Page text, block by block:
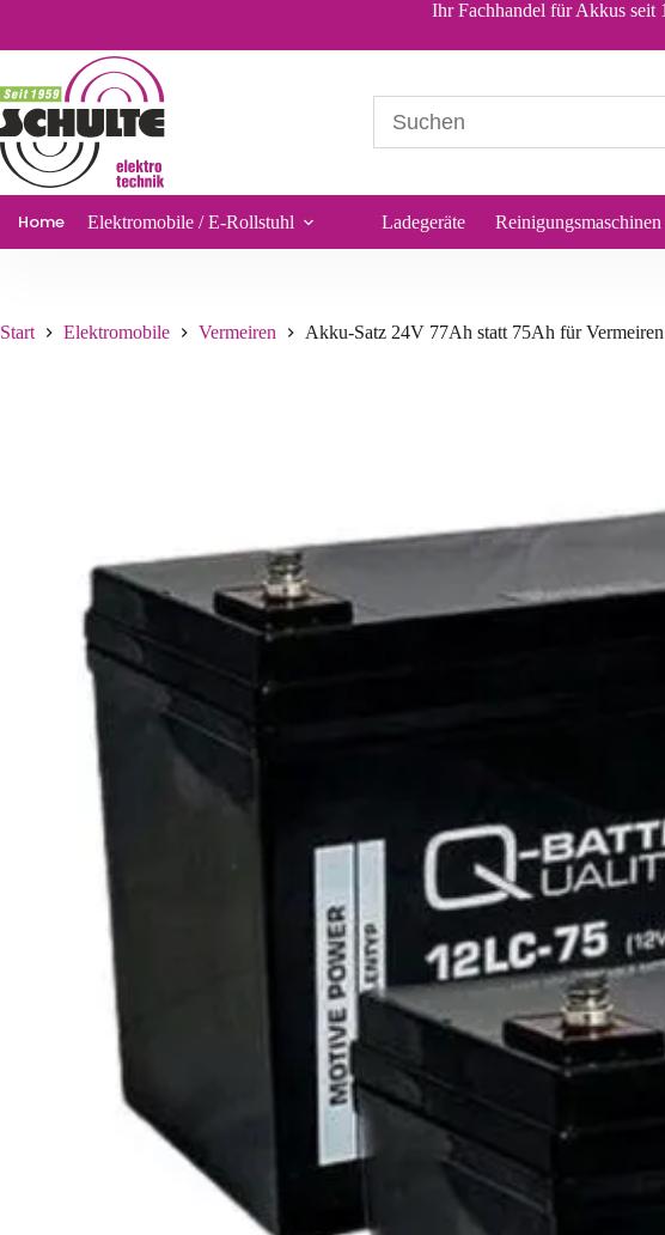
Ihr Fachhandel für Akkus seit
Home Elektromobile / E-Rollstuhl Ladegeräte Reinigungsmaschinen
Start Elektromobile Vermeiren Akku-Satz 24V 77Ah statt 75Ah für